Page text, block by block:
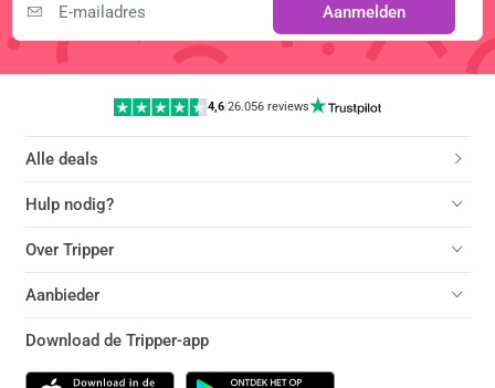
Aanmelden
4,6|26.056 reviews
Alle deals
Hulp nodig?
Over Tripper
Aanbieder
Download de Tripper-app